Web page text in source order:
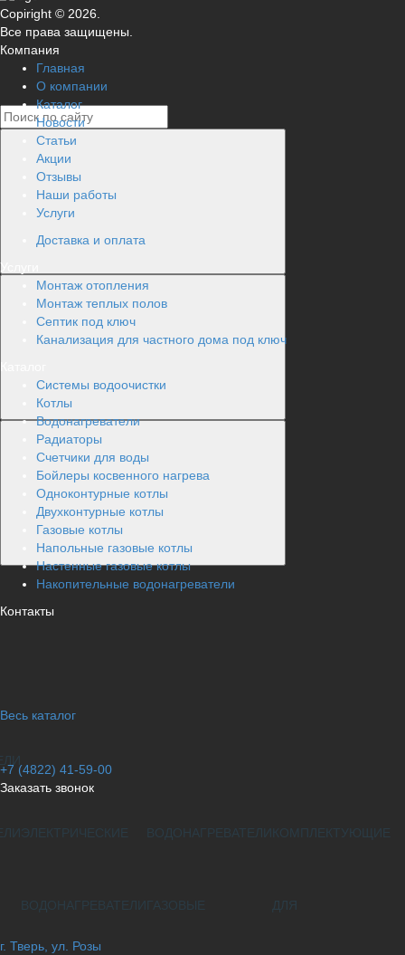
Весь каталог
ЭЛЕКТРИЧЕСКИЕ
ВОДОНАГРЕВАТЕЛИ
ВОДОНАГРЕВАТЕЛИ
ГАЗОВЫЕ
КОМПЛЕКТУЮЩИЕ
ДЛЯ
Copiright © 2026.
Все права защищены.
Компания
Главная
О компании
Каталог
Новости
Статьи
Акции
Отзывы
Наши работы
Услуги
Доставка и оплата
Услуги
Монтаж отопления
Монтаж теплых полов
Септик под ключ
Канализация для частного дома под ключ
Системы водоочистки
Котлы
Водонагреватели
Радиаторы
Cчетчики для воды
Бойлеры косвенного нагрева
Одноконтурные котлы
Двухконтурные котлы
Газовые котлы
Напольные газовые котлы
Настенные газовые котлы
Накопительные водонагреватели
Контакты
+7 (4822) 41-59-00
Заказать звонок
г. Тверь, ул. Розы